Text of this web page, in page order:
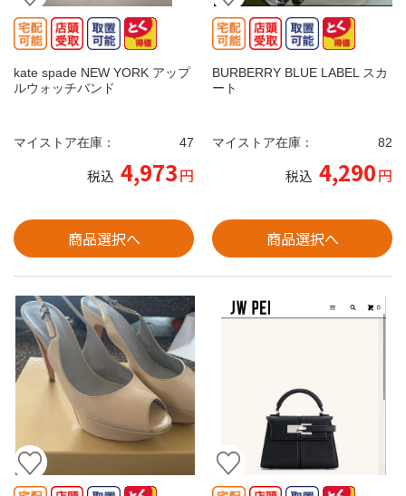
kate spade NEW YORK アップ
ルウォッチバンド
マイストア在庫： 47
税込 4,973円
商品選択へ
BURBERRY BLUE LABEL スカ
ート
マイストア在庫： 82
税込 4,290円
商品選択へ